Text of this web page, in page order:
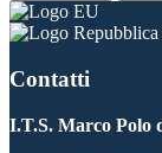
Contatti
I.T.S. Marco Polo